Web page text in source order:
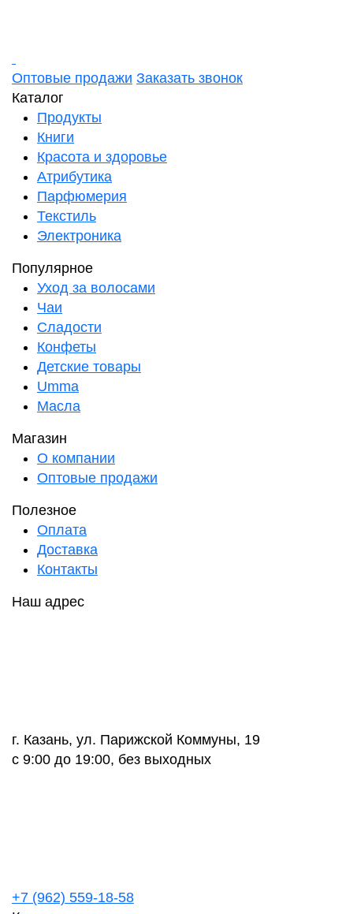
Оптовые продажи Заказать звонок
Каталог
Продукты
Книги
Красота и здоровье
Атрибутика
Парфюмерия
Текстиль
Электроника
Популярное
Уход за волосами
Чаи
Сладости
Конфеты
Детские товары
Umma
Масла
Магазин
О компании
Оптовые продажи
Полезное
Оплата
Доставка
Контакты
Наш адрес
г. Казань, ул. Парижской Коммуны, 19
с 9:00 до 19:00, без выходных
+7 (962) 559-18-58